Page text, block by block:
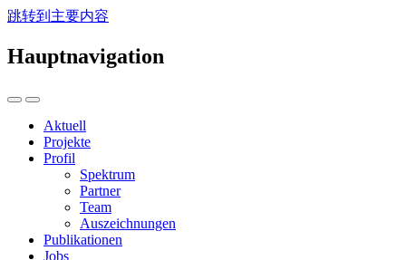
跳转到主要内容
Hauptnavigation
Aktuell
Projekte
Profil
Spektrum
Partner
Team
Auszeichnungen
Publikationen
Jobs